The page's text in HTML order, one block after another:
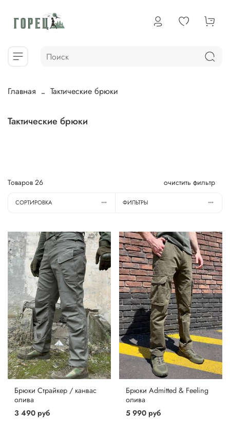
Главная Тактические брюки
Тактические брюки
Товаров 26 очистить фильтр
СОРТИРОВКА ФИЛЬТРЫ
Брюки Страйкер / канвас
олива
3 490 руб
Брюки Admitted & Feeling
олива
5 990 руб